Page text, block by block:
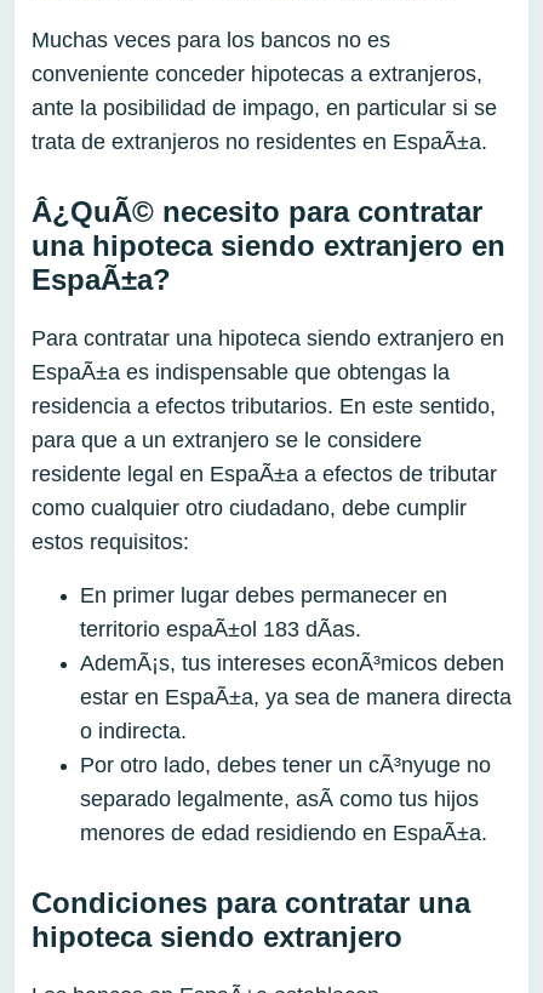
Muchas veces para los bancos no es
conveniente conceder hipotecas a extranjeros,
ante la posibilidad de impago, en particular si se
trata de extranjeros no residentes en EspaÃ±a.
Â¿QuÃ© necesito para contratar
una hipoteca siendo extranjero en
EspaÃ±a?
Para contratar una hipoteca siendo extranjero en
EspaÃ±a es indispensable que obtengas la
residencia a efectos tributarios. En este sentido,
para que a un extranjero se le considere
residente legal en EspaÃ±a a efectos de tributar
como cualquier otro ciudadano, debe cumplir
estos requisitos:
En primer lugar debes permanecer en
territorio espaÃ±ol 183 dÃ­as.
AdemÃ¡s, tus intereses econÃ³micos deben
estar en EspaÃ±a, ya sea de manera directa
o indirecta.
Por otro lado, debes tener un cÃ³nyuge no
separado legalmente, asÃ­ como tus hijos
menores de edad residiendo en EspaÃ±a.
Condiciones para contratar una
hipoteca siendo extranjero